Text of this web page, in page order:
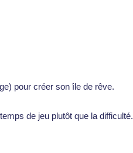
pour créer son île de rêve.
de jeu plutôt que la difficulté.